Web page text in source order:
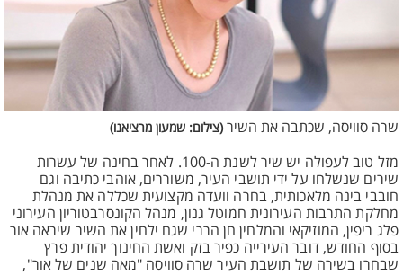
שרה סוויסה, שכתבה את השיר (צילום: שמעון מרציאנו)
מזל טוב לעפולה יש שיר לשנת ה-100. לאחר בחינה של עשרות
שירים שנשלחו על ידי תושבי העיר, משוררים, אוהבי כתיבה וגם
חובבי בינה מלאכותית, בחרה וועדה מקצועית שכללה את מנהלת
מחלקת התרבות העירונית חמוטל גנון, מנהל הקונסרבטוריון העירוני
פלג ריפין, המוזיקאי והמלחין חן הררי שגם ילחין את השיר שיראה אור
בסוף החודש, דובר העירייה כפיר בזק ואשת החינוך יהודית פרץ
שבחרו בשירה של תושבת העיר שרה סוויסה "מאה שנים של אור",